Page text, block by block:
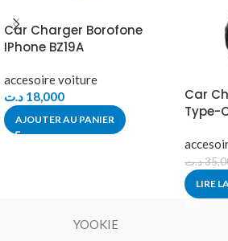
Car Charger Borofone
IPhone BZ19A
accesoire voiture
18,000 د.ت
AJOUTER AU PANIER
Car
Type-
د.ت
LIRE
YOOKIE